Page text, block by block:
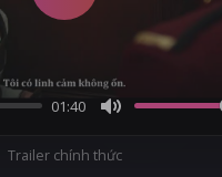
01:40
Trailer chính thức